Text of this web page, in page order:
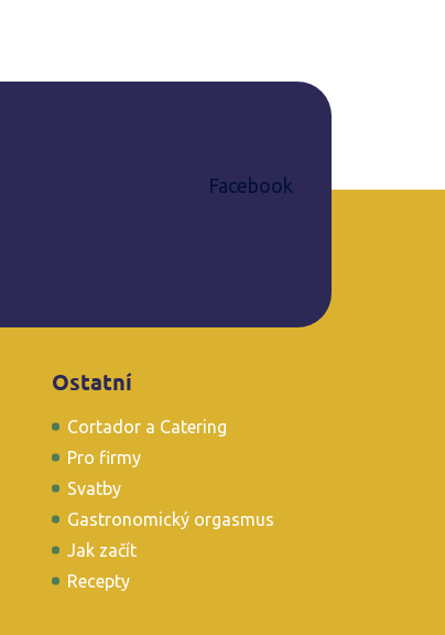
Facebook
Ostatní
Cortador a Catering
Pro firmy
Svatby
Gastronomický orgasmus
Jak začít
Recepty